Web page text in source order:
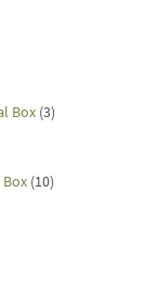
Box (3)
(10)